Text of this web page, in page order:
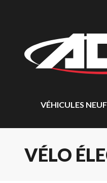
VÉHICULES
VÉLO